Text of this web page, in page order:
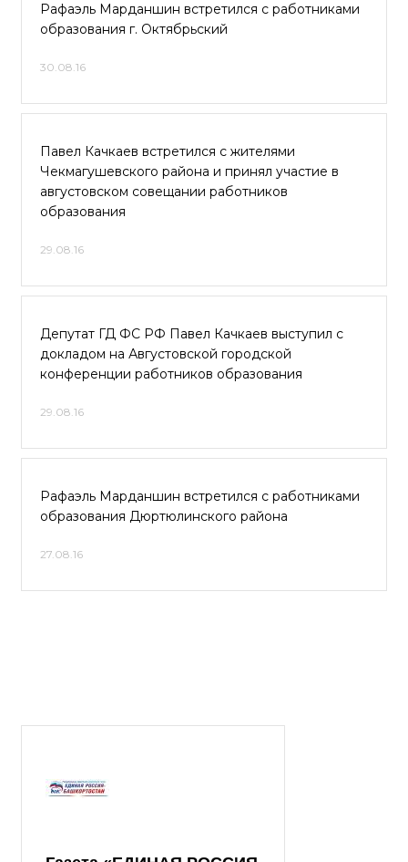
Рафаэль Марданшин встретился с работниками
образования г. Октябрьский
30.08.16
Павел Качкаев встретился с жителями
Чекмагушевского района и принял участие в
августовском совещании работников
образования
29.08.16
Депутат ГД ФС РФ Павел Качкаев выступил с
докладом на Августовской городской
конференции работников образования
29.08.16
Рафаэль Марданшин встретился с работниками
образования Дюртюлинского района
27.08.16